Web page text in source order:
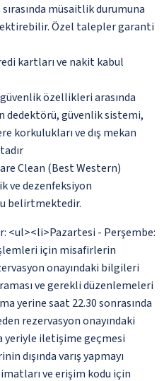
müsaitlik durumuna
Özel talepler garanti
kartları ve nakit kabul
özellikleri arasında
dedektörü, güvenlik sistemi,
korkulukları ve dış mekan
Clean (Best Western)
ve dezenfeksiyon
belirtmektedir.
<ul><li>Pazartesi - Perşembe:
için misafirlerin
onayındaki bilgileri
ve gerekli düzenlemeleri
yerine saat 22.30 sonrasında
rezervasyon onayındaki
iletişime geçmesi
dışında varış yapmayı
ve erişim kodu için